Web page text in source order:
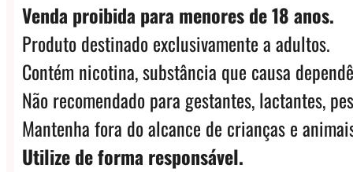
Venda proibida para menores de 18 anos.
Produto destinado exclusivamente a adultos.
Contém nicotina, substância que causa
Não recomendado para gestantes, lactantes,
Mantenha fora do alcance de crianças e
Utilize de forma responsável.